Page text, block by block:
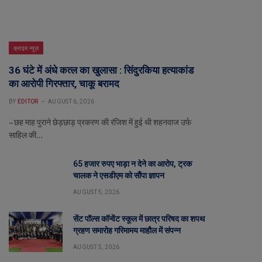
क्राइम न्यूज़
36 घंटे में अंधे कत्ल का खुलासा : सिंदुरकिया हत्याकांड
का आरोपी गिरफ्तार, चाकू बरामद
BY EDITOR AUGUST 6, 2026
– छह माह पुराने छेड़छाड़ प्रकरण की रंजिश में हुई थी शहनवाज उर्फ
साहिल की…
65 हजार रुपए भाड़ा न देने का आरोप, ट्रक
चालक ने एसडीएम को सौंपा ज्ञापन
AUGUST 5, 2026
सेंट पॉल्स कॉन्वेंट स्कूल में छात्र परिषद का शपथ
ग्रहण समारोह गरिमामय माहौल में संपन्न
AUGUST 5, 2026